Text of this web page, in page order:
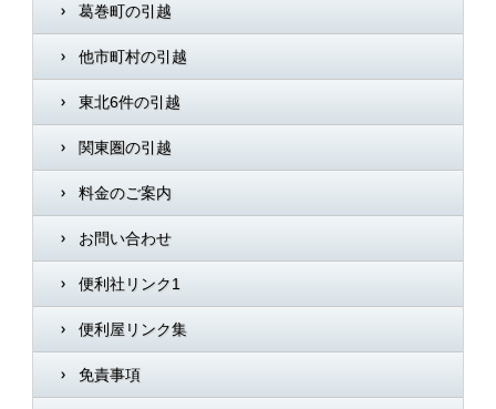
葛巻町の引越
他市町村の引越
東北6件の引越
関東圏の引越
料金のご案内
お問い合わせ
便利社リンク1
便利屋リンク集
免責事項